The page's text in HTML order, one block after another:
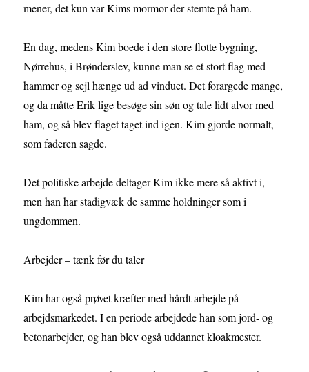
mener, det kun var Kims mormor der stemte på ham.
En dag, medens Kim boede i den store flotte bygning,
Nørrehus, i Brønderslev, kunne man se et stort flag med
hammer og sejl hænge ud ad vinduet. Det forargede mange,
og da måtte Erik lige besøge sin søn og tale lidt alvor med
ham, og så blev flaget taget ind igen. Kim gjorde normalt,
som faderen sagde.
Det politiske arbejde deltager Kim ikke mere så aktivt i,
men han har stadigvæk de samme holdninger som i
ungdommen.
Arbejder – tænk før du taler
Kim har også prøvet kræfter med hårdt arbejde på
arbejdsmarkedet. I en periode arbejdede han som jord- og
betonarbejder, og han blev også uddannet kloakmester.